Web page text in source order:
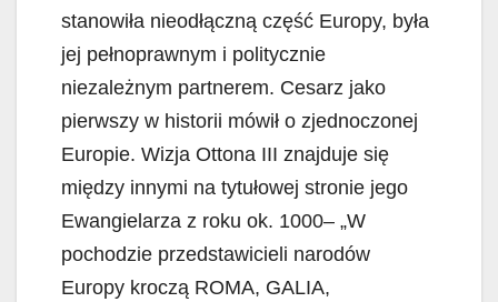
stanowiła nieodłączną część Europy, była
jej pełnoprawnym i politycznie
niezależnym partnerem. Cesarz jako
pierwszy w historii mówił o zjednoczonej
Europie. Wizja Ottona III znajduje się
między innymi na tytułowej stronie jego
Ewangielarza z roku ok. 1000– „W
pochodzie przedstawicieli narodów
Europy kroczą ROMA, GALIA,